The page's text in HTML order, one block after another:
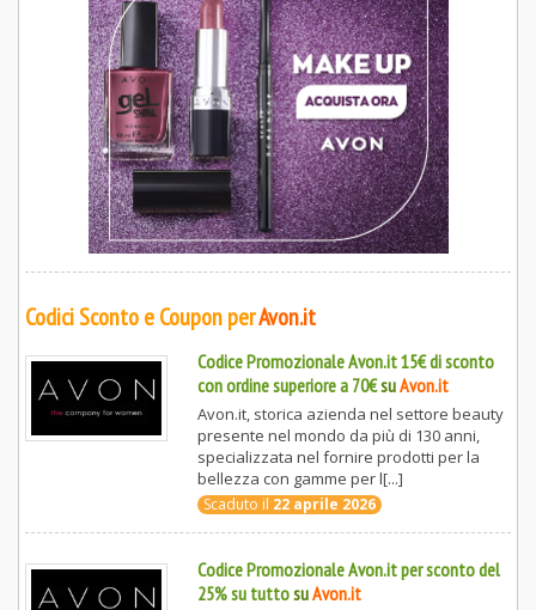
Codici Sconto e Coupon perAvon.it
Codice Promozionale Avon.it 15€ di sconto
con ordine superiore a 70€suAvon.it
Avon.it, storica azienda nel settore beauty
presente nel mondo da più di 130 anni,
specializzata nel fornire prodotti per la
bellezza con gamme per l[...]
Scaduto il 22 aprile 2026
Codice Promozionale Avon.it per sconto del
25% su tuttosuAvon.it